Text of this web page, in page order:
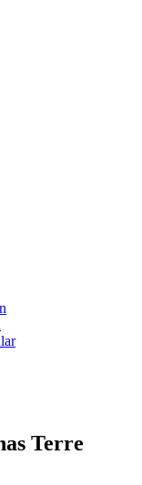
Terre